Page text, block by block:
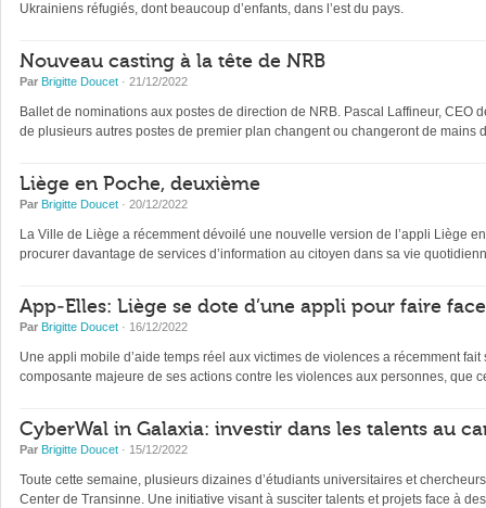
Ukrainiens réfugiés, dont beaucoup d’enfants, dans l’est du pays.
Nouveau casting à la tête de NRB
Par Brigitte Doucet · 21/12/2022
Ballet de nominations aux postes de direction de NRB. Pascal Laffineur,
de plusieurs autres postes de premier plan changent ou changeront de mains
Liège en Poche, deuxième
Par Brigitte Doucet · 20/12/2022
La Ville de Liège a récemment dévoilé une nouvelle version de l’appli Liège
procurer davantage de services d’information au citoyen dans sa vie
App-Elles: Liège se dote d’une appli pour faire
Par Brigitte Doucet · 16/12/2022
Une appli mobile d’aide temps réel aux victimes de violences a récemment
composante majeure de ses actions contre les violences aux personnes, que
CyberWal in Galaxia: investir dans les talents au
Par Brigitte Doucet · 15/12/2022
Toute cette semaine, plusieurs dizaines d’étudiants universitaires et
Center de Transinne. Une initiative visant à susciter talents et projets face à